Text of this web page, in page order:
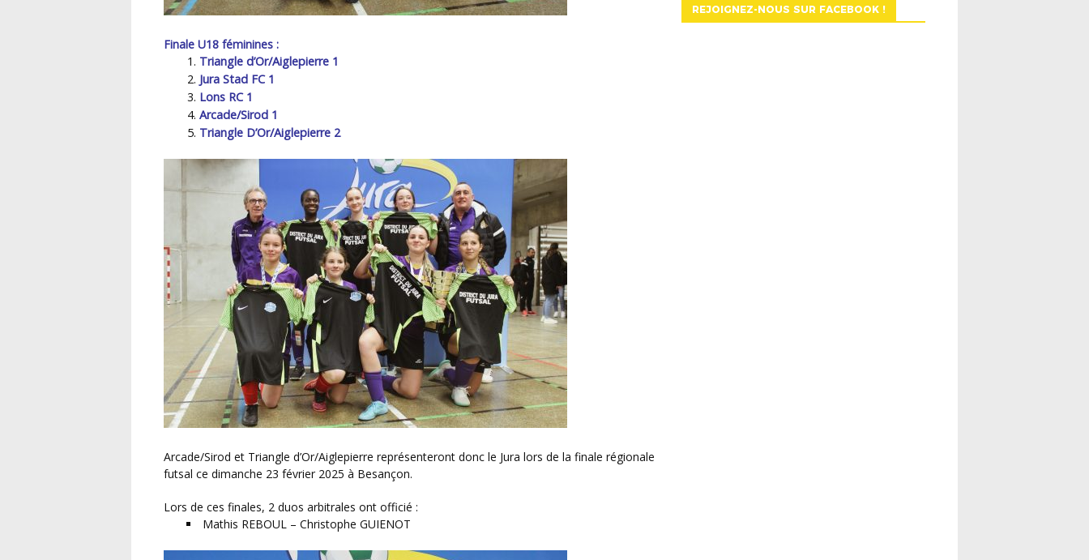
Finale U18 féminines :
Triangle d’Or/Aiglepierre 1
Jura Stad FC 1
Lons RC 1
Arcade/Sirod 1
Triangle D’Or/Aiglepierre 2
Arcade/Sirod et Triangle d’Or/Aiglepierre représenteront donc le Jura lors de la finale régionale
futsal ce dimanche 23 février 2025 à Besançon.
Lors de ces finales, 2 duos arbitrales ont officié :
Mathis REBOUL – Christophe GUIENOT
REJOIGNEZ-NOUS SUR FACEBOOK !